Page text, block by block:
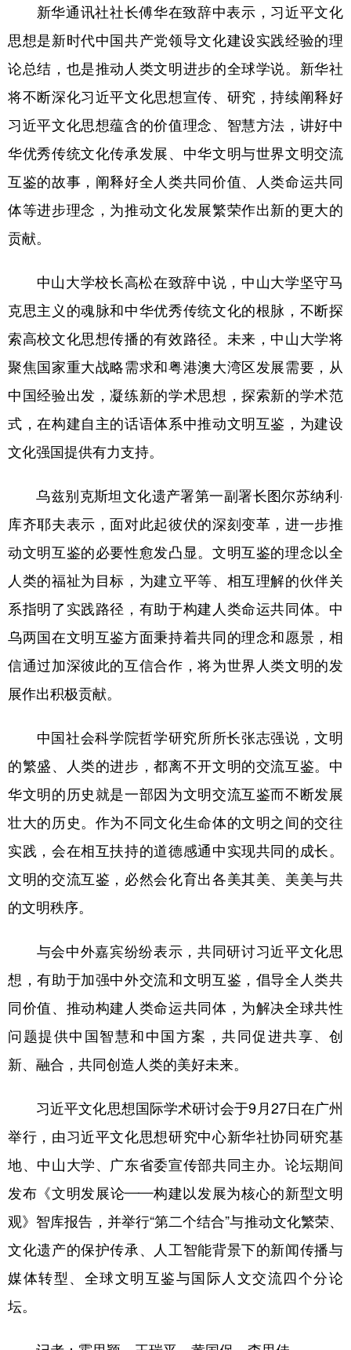
新华通讯社社长傅华在致辞中表示，习近平文化
思想是新时代中国共产党领导文化建设实践经验的理
论总结，也是推动人类文明进步的全球学说。新华社
将不断深化习近平文化思想宣传、研究，持续阐释好
习近平文化思想蕴含的价值理念、智慧方法，讲好中
华优秀传统文化传承发展、中华文明与世界文明交流
互鉴的故事，阐释好全人类共同价值、人类命运共同
体等进步理念，为推动文化发展繁荣作出新的更大的
贡献。
中山大学校长高松在致辞中说，中山大学坚守马
克思主义的魂脉和中华优秀传统文化的根脉，不断探
索高校文化思想传播的有效路径。未来，中山大学将
聚焦国家重大战略需求和粤港澳大湾区发展需要，从
中国经验出发，凝练新的学术思想，探索新的学术范
式，在构建自主的话语体系中推动文明互鉴，为建设
文化强国提供有力支持。
乌兹别克斯坦文化遗产署第一副署长图尔苏纳利·
库齐耶夫表示，面对此起彼伏的深刻变革，进一步推
动文明互鉴的必要性愈发凸显。文明互鉴的理念以全
人类的福祉为目标，为建立平等、相互理解的伙伴关
系指明了实践路径，有助于构建人类命运共同体。中
乌两国在文明互鉴方面秉持着共同的理念和愿景，相
信通过加深彼此的互信合作，将为世界人类文明的发
展作出积极贡献。
中国社会科学院哲学研究所所长张志强说，文明
的繁盛、人类的进步，都离不开文明的交流互鉴。中
华文明的历史就是一部因为文明交流互鉴而不断发展
壮大的历史。作为不同文化生命体的文明之间的交往
实践，会在相互扶持的道德感通中实现共同的成长。
文明的交流互鉴，必然会化育出各美其美、美美与共
的文明秩序。
与会中外嘉宾纷纷表示，共同研讨习近平文化思
想，有助于加强中外交流和文明互鉴，倡导全人类共
同价值、推动构建人类命运共同体，为解决全球共性
问题提供中国智慧和中国方案，共同促进共享、创
新、融合，共同创造人类的美好未来。
习近平文化思想国际学术研讨会于9月27日在广州
举行，由习近平文化思想研究中心新华社协同研究基
地、中山大学、广东省委宣传部共同主办。论坛期间
发布《文明发展论——构建以发展为核心的新型文明
观》智库报告，并举行“第二个结合”与推动文化繁荣、
文化遗产的保护传承、人工智能背景下的新闻传播与
媒体转型、全球文明互鉴与国际人文交流四个分论
坛。